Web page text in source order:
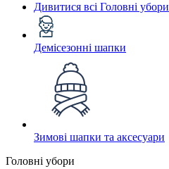
Дивитися всі Головні убори
Демісезонні шапки
Зимові шапки та аксесуари
Головні убори